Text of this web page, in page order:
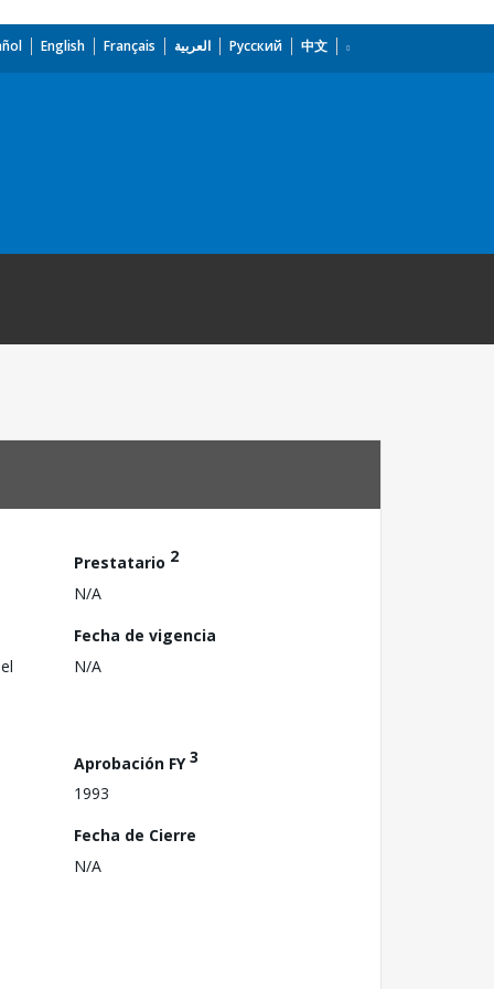
English Français العربية Русский 中文
Prestatario 2
N/A
Fecha de vigencia
N/A
Aprobación FY3
1993
Fecha de Cierre
N/A